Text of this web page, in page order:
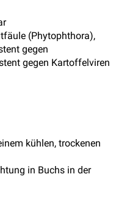
(Phytophthora),
gegen
gegen Kartoffelviren
kühlen, trockenen
in Buchs in der